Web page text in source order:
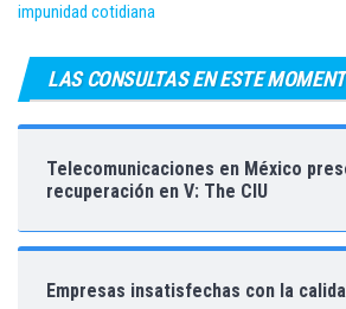
impunidad cotidiana
LAS CONSULTAS EN ESTE
Telecomunicaciones en México
recuperación en V: The CIU
Empresas insatisfechas con la